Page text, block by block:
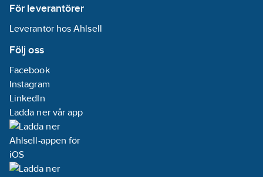
För leverantörer
Leverantör hos Ahlsell
Följ oss
Facebook
Instagram
LinkedIn
Ladda ner vår app